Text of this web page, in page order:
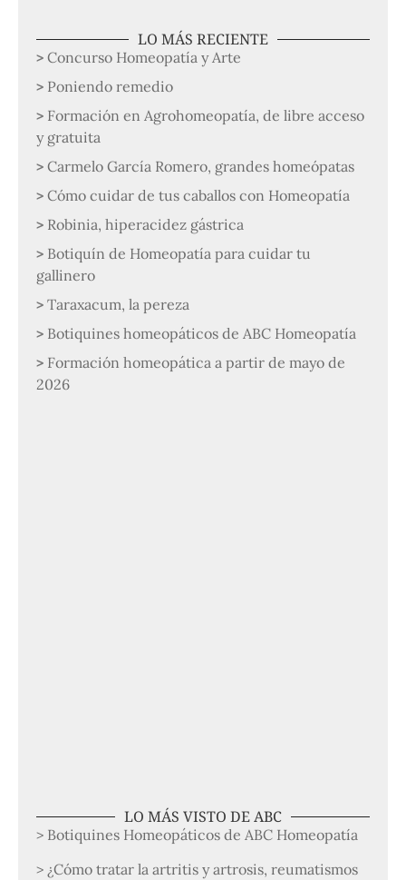
LO MÁS RECIENTE
Concurso Homeopatía y Arte
Poniendo remedio
Formación en Agrohomeopatía, de libre acceso
y gratuita
Carmelo García Romero, grandes homeópatas
Cómo cuidar de tus caballos con Homeopatía
Robinia, hiperacidez gástrica
Botiquín de Homeopatía para cuidar tu
gallinero
Taraxacum, la pereza
Botiquines homeopáticos de ABC Homeopatía
Formación homeopática a partir de mayo de
2026
LO MÁS VISTO DE ABC
> Botiquines Homeopáticos de ABC Homeopatía
> ¿Cómo tratar la artritis y artrosis, reumatismos